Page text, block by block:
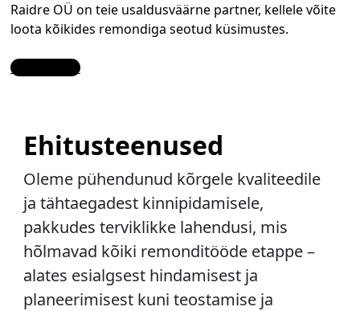
Raidre OÜ on teie usaldusväärne partner, kellele võite
loota kõikides remondiga seotud küsimustes.
Contact Us
Ehitusteenused
Oleme pühendunud kõrgele kvaliteedile
ja tähtaegadest kinnipidamisele,
pakkudes terviklikke lahendusi, mis
hõlmavad kõiki remonditööde etappe –
alates esialgsest hindamisest ja
planeerimisest kuni teostamise ja